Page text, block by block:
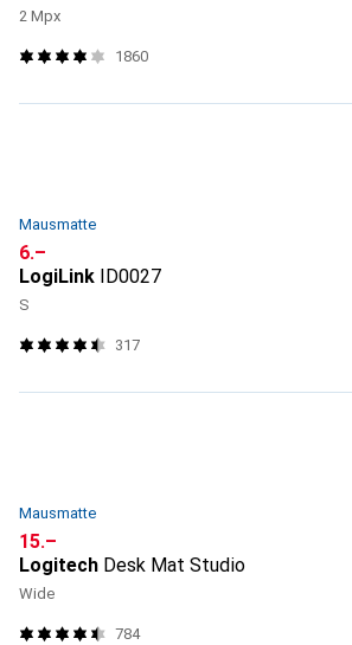
2 Mpx
1860
Mausmatte
CHF
6.–
LogiLink ID0027
S
317
Mausmatte
CHF
15.–
Logitech Desk Mat Studio
Wide
784